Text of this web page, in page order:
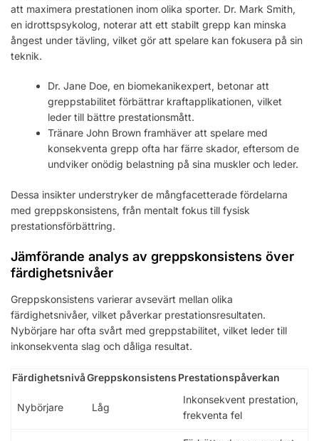
att maximera prestationen inom olika sporter. Dr. Mark Smith,
en idrottspsykolog, noterar att ett stabilt grepp kan minska
ångest under tävling, vilket gör att spelare kan fokusera på sin
teknik.
Dr. Jane Doe, en biomekanikexpert, betonar att
greppstabilitet förbättrar kraftapplikationen, vilket
leder till bättre prestationsmått.
Tränare John Brown framhäver att spelare med
konsekventa grepp ofta har färre skador, eftersom de
undviker onödig belastning på sina muskler och leder.
Dessa insikter understryker de mångfacetterade fördelarna
med greppskonsistens, från mentalt fokus till fysisk
prestationsförbättring.
Jämförande analys av greppskonsistens över
färdighetsnivåer
Greppskonsistens varierar avsevärt mellan olika
färdighetsnivåer, vilket påverkar prestationsresultaten.
Nybörjare har ofta svårt med greppstabilitet, vilket leder till
inkonsekventa slag och dåliga resultat.
FärdighetsnivåGreppskonsistens Prestationspåverkan
Nybörjare Låg
Inkonsekvent prestation,
frekventa fel